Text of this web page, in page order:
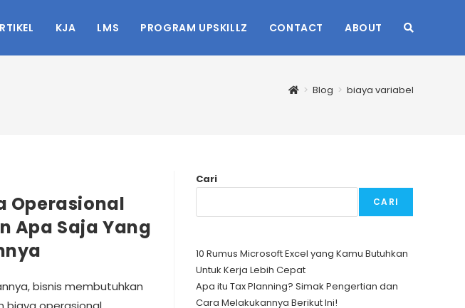
KJA LMS PROGRAM UPSKILLZ CONTACT ABOUT TOGGLE
WEBSITE
> Blog > biaya variabel
Operasional
Apa Saja Yang
bisnis membutuhkan
Cari
CARI
10 Rumus Microsoft Excel yang Kamu Butuhkan
Untuk Kerja Lebih Cepat
Apa itu Tax Planning? Simak Pengertian dan
Cara Melakukannya Berikut Ini!